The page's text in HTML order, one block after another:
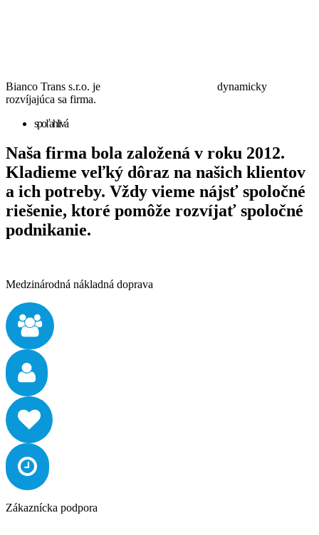
Bianco Trans s.r.o. je dynamicky
rozvíjajúca sa firma.
spoľahlivá
Naša firma bola založená v roku 2012.
Kladieme veľký dôraz na našich klientov
a ich potreby. Vždy vieme nájsť spoločné
riešenie, ktoré pomôže rozvíjať spoločné
podnikanie.
Medzinárodná nákladná doprava
Zákaznícka podpora